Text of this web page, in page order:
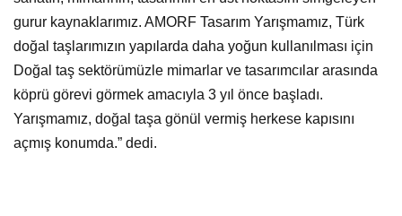
gurur kaynaklarımız. AMORF Tasarım Yarışmamız, Türk
doğal taşlarımızın yapılarda daha yoğun kullanılması için
Doğal taş sektörümüzle mimarlar ve tasarımcılar arasında
köprü görevi görmek amacıyla 3 yıl önce başladı.
Yarışmamız, doğal taşa gönül vermiş herkese kapısını
açmış konumda.” dedi.